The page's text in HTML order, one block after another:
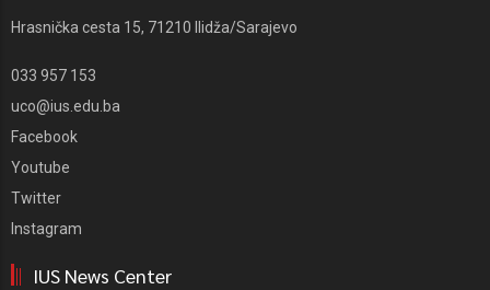
Hrasnička cesta 15, 71210 Ilidža/Sarajevo
033 957 153
uco@ius.edu.ba
Facebook
Youtube
Twitter
Instagram
IUS News Center